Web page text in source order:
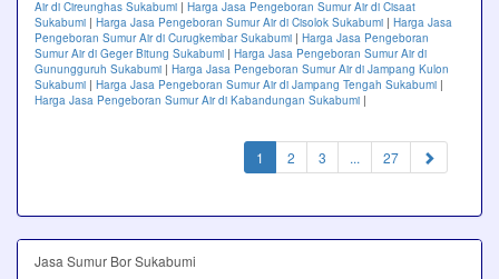
Air di Cireunghas Sukabumi | Harga Jasa Pengeboran Sumur Air di Cisaat
Sukabumi | Harga Jasa Pengeboran Sumur Air di Cisolok Sukabumi | Harga Jasa
Pengeboran Sumur Air di Curugkembar Sukabumi | Harga Jasa Pengeboran
Sumur Air di Geger Bitung Sukabumi | Harga Jasa Pengeboran Sumur Air di
Gunungguruh Sukabumi | Harga Jasa Pengeboran Sumur Air di Jampang Kulon
Sukabumi | Harga Jasa Pengeboran Sumur Air di Jampang Tengah Sukabumi |
Harga Jasa Pengeboran Sumur Air di Kabandungan Sukabumi |
1 (current)
2 3 ... 27
Jasa Sumur Bor Sukabumi